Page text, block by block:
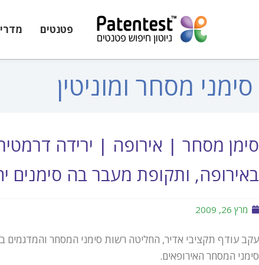
פטנטים
סימני מסחר ומוניטין
סימן מסחר | אירופה | ירידה
באירופה, ותקופת מעבר בה סימנים
מרץ 26, 2009
סימני המסחר האירופאים.